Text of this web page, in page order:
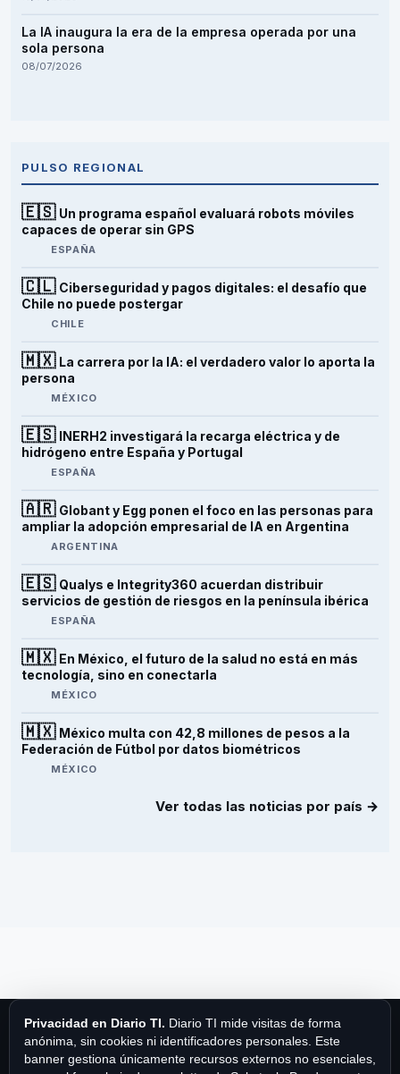
La IA inaugura la era de la empresa operada por una
sola persona
08/07/2026
PULSO REGIONAL
🇪🇸 Un programa español evaluará robots móviles
capaces de operar sin GPS
ESPAÑA
🇨🇱 Ciberseguridad y pagos digitales: el desafío que
Chile no puede postergar
CHILE
🇲🇽 La carrera por la IA: el verdadero valor lo aporta la
persona
MÉXICO
🇪🇸 INERH2 investigará la recarga eléctrica y de
hidrógeno entre España y Portugal
ESPAÑA
🇦🇷 Globant y Egg ponen el foco en las personas para
ampliar la adopción empresarial de IA en Argentina
ARGENTINA
🇪🇸 Qualys e Integrity360 acuerdan distribuir
servicios de gestión de riesgos en la península ibérica
ESPAÑA
🇲🇽 En México, el futuro de la salud no está en más
tecnología, sino en conectarla
MÉXICO
🇲🇽 México multa con 42,8 millones de pesos a la
Federación de Fútbol por datos biométricos
MÉXICO
Ver todas las noticias por país →
Privacidad en Diario TI. Diario TI mide visitas de forma
anónima, sin cookies ni identificadores personales. Este
banner gestiona únicamente recursos externos no esenciales,